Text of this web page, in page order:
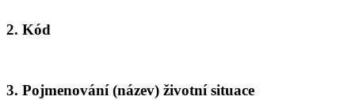
2. Kód
3. Pojmenování (název) životní situace